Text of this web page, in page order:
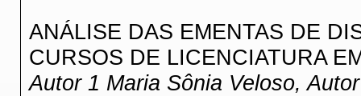
ANÁLISE DAS EMENTAS DE
CURSOS DE LICENCIATURA
Autor 1 Maria Sônia Veloso,